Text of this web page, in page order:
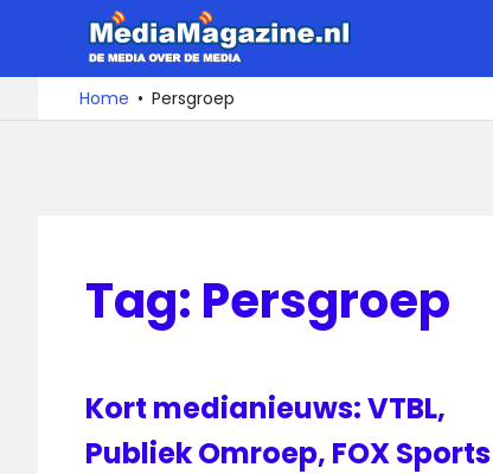
de
De
media
over
Home Persgroep
Tag: Persgroep
Kort medianieuws: VTBL,
Publiek Omroep, FOX Sports